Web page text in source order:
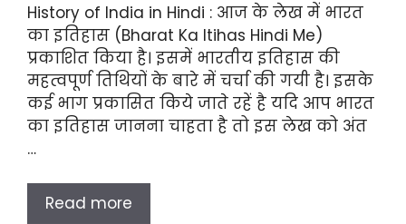
History of India in Hindi : आज के लेख में भारत
का इतिहास (Bharat Ka Itihas Hindi Me)
प्रकाशित किया है। इसमें भारतीय इतिहास की
महत्वपूर्ण तिथियों के बारे में चर्चा की गयी है। इसके
कई भाग प्रकासित किये जाते रहें है यदि आप भारत
का इतिहास जानना चाहता है तो इस लेख को अंत
…
Read more